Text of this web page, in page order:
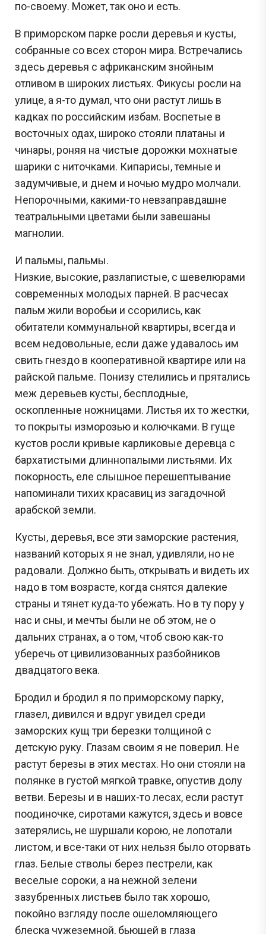
по-своему. Может, так оно и есть.
В приморском парке росли деревья и кусты,
собранные со всех сторон мира. Встречались
здесь деревья с африканским знойным
отливом в широких листьях. Фикусы росли на
улице, а я-то думал, что они растут лишь в
кадках по российским избам. Воспетые в
восточных одах, широко стояли платаны и
чинары, роняя на чистые дорожки мохнатые
шарики с ниточками. Кипарисы, темные и
задумчивые, и днем и ночью мудро молчали.
Непорочными, какими-то невзаправдашне
театральными цветами были завешаны
магнолии.
И пальмы, пальмы.
Низкие, высокие, разлапистые, с шевелюрами
современных молодых парней. В расчесах
пальм жили воробьи и ссорились, как
обитатели коммунальной квартиры, всегда и
всем недовольные, если даже удавалось им
свить гнездо в кооперативной квартире или на
райской пальме. Понизу стелились и прятались
меж деревьев кусты, бесплодные,
оскопленные ножницами. Листья их то жестки,
то покрыты изморозью и колючками. В гуще
кустов росли кривые карликовые деревца с
бархатистыми длиннопалыми листьями. Их
покорность, еле слышное перешептывание
напоминали тихих красавиц из загадочной
арабской земли.
Кусты, деревья, все эти заморские растения,
названий которых я не знал, удивляли, но не
радовали. Должно быть, открывать и видеть их
надо в том возрасте, когда снятся далекие
страны и тянет куда-то убежать. Но в ту пору у
нас и сны, и мечты были не об этом, не о
дальних странах, а о том, чтоб свою как-то
уберечь от цивилизованных разбойников
двадцатого века.
Бродил и бродил я по приморскому парку,
глазел, дивился и вдруг увидел среди
заморских кущ три березки толщиной с
детскую руку. Глазам своим я не поверил. Не
растут березы в этих местах. Но они стояли на
полянке в густой мягкой травке, опустив долу
ветви. Березы и в наших-то лесах, если растут
поодиночке, сиротами кажутся, здесь и вовсе
затерялись, не шуршали корою, не лопотали
листом, и все-таки от них нельзя было оторвать
глаз. Белые стволы берез пестрели, как
веселые сороки, а на нежной зелени
зазубренных листьев было так хорошо,
покойно взгляду после ошеломляющего
блеска чужеземной, бьющей в глаза